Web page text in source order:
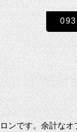
ンです。余計なオ